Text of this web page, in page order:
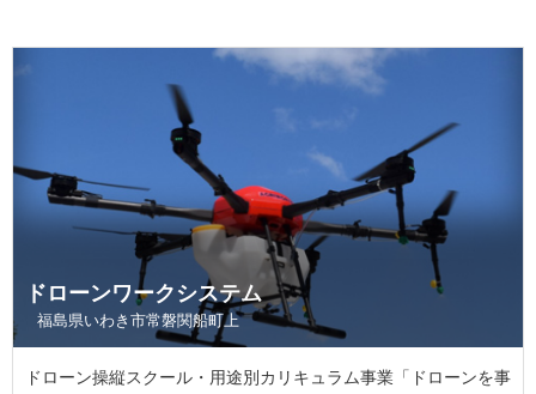
ドローンワークシステム
福島県いわき市常磐関船町上
ドローン操縦スクール・用途別カリキュラム事業「ドローンを事